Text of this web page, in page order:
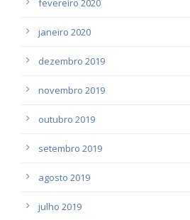
fevereiro 2020
janeiro 2020
dezembro 2019
novembro 2019
outubro 2019
setembro 2019
agosto 2019
julho 2019